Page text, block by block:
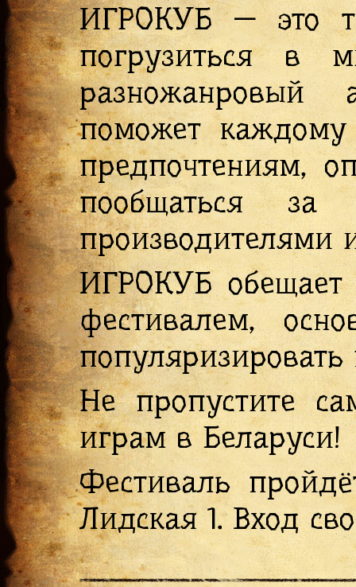
ИГРОКУБ — это
погрузиться в
разножанровый
поможет каждому
предпочтениям,
пообщаться
производителями
ИГРОКУБ обещает
фестивалем,
Не пропустите
играм в Беларуси!
Фестиваль
Лидская 1. Вход